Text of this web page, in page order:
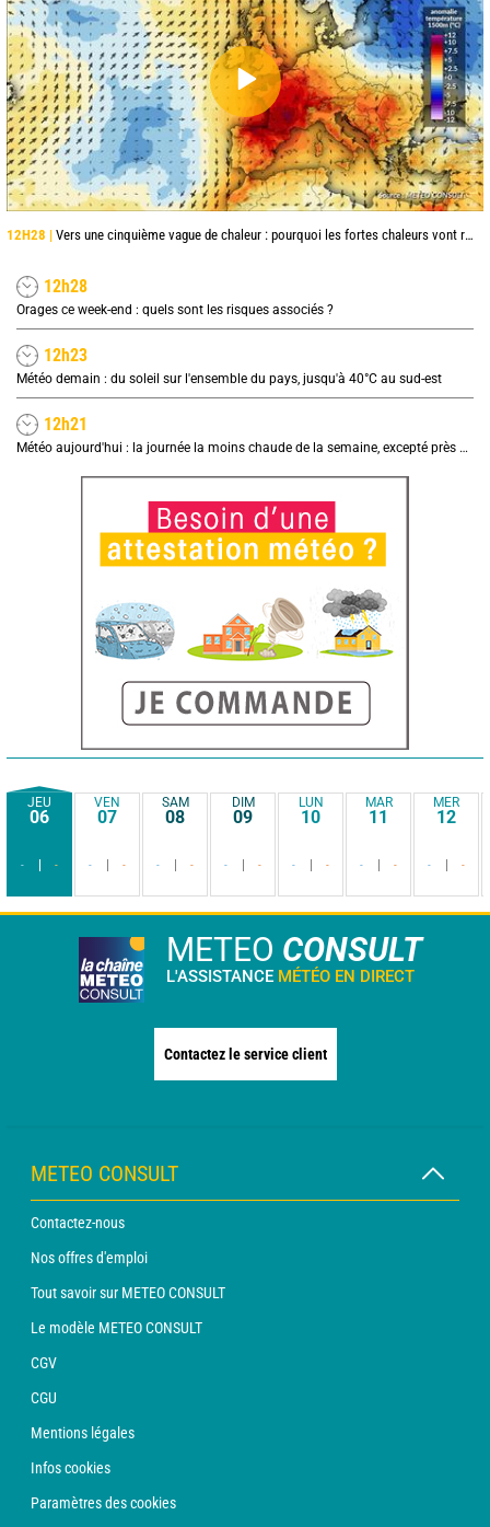
12H28 | Vers une cinquième vague de chaleur : pourquoi les fortes chaleurs vont rapidement revenir en France
12h28
Orages ce week-end : quels sont les risques associés ?
12h23
Météo demain : du soleil sur l'ensemble du pays, jusqu'à 40°C au sud-est
12h21
Météo aujourd'hui : la journée la moins chaude de la semaine, excepté près de la Méditerranée
JEU
06
- -
VEN
07
- -
SAM
08
- -
DIM
09
- -
LUN
10
- -
MAR
11
- -
MER
12
- -
METEO CONSULT
L'ASSISTANCE MÉTÉO EN DIRECT
Contactez le service client
METEO CONSULT
Contactez-nous
Nos offres d'emploi
Tout savoir sur METEO CONSULT
Le modèle METEO CONSULT
CGV
CGU
Mentions légales
Infos cookies
Paramètres des cookies